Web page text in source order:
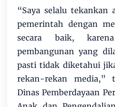
“Saya selalu tekankan
pemerintah dengan
secara baik,
pembangunan yang
pasti tidak diketahui
rekan-rekan media,”
Dinas Pemberdayaan